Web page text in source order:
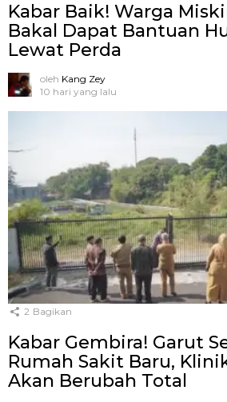
Kabar Baik! Warga
Bakal Dapat Bantuan
Lewat Perda
oleh Kang Zey
10 hari yang lalu
2 Bagikan
Kabar Gembira! Garut
Rumah Sakit Baru,
Akan Berubah Total